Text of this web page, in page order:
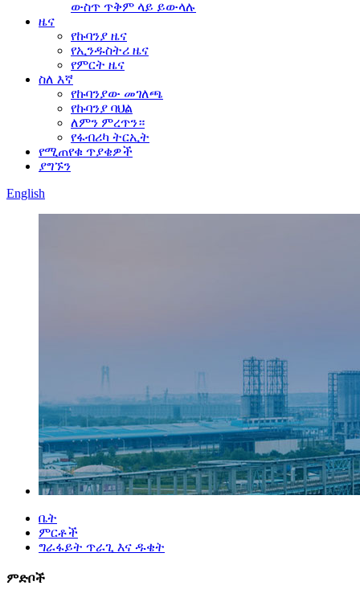
ውስጥ ጥቅም ላይ ይውላሉ
ዜና
የኩባንያ ዜና
የኢንዱስትሪ ዜና
የምርት ዜና
ስለ እኛ
የኩባንያው መገለጫ
የኩባንያ ባህል
ለምን ምረጥን።
የፋብሪካ ትርኢት
የሚጠየቁ ጥያቄዎች
ያግኙን
English
ቤት
ምርቶች
ግራፋይት ጥራጊ እና ዱቄት
ምድቦች